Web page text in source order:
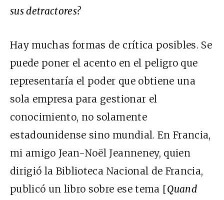
sus detractores?
Hay muchas formas de crítica posibles. Se
puede poner el acento en el peligro que
representaría el poder que obtiene una
sola empresa para gestionar el
conocimiento, no solamente
estadounidense sino mundial. En Francia,
mi amigo Jean-Noël Jeanneney, quien
dirigió la Biblioteca Nacional de Francia,
publicó un libro sobre ese tema [Quand